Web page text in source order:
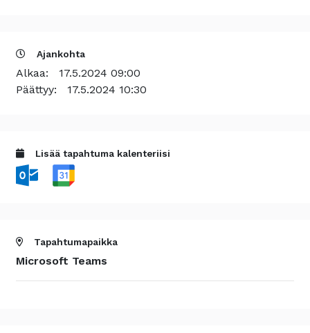
Ajankohta
Alkaa: 17.5.2024 09:00
Päättyy: 17.5.2024 10:30
Lisää tapahtuma kalenteriisi
Tapahtumapaikka
Microsoft Teams